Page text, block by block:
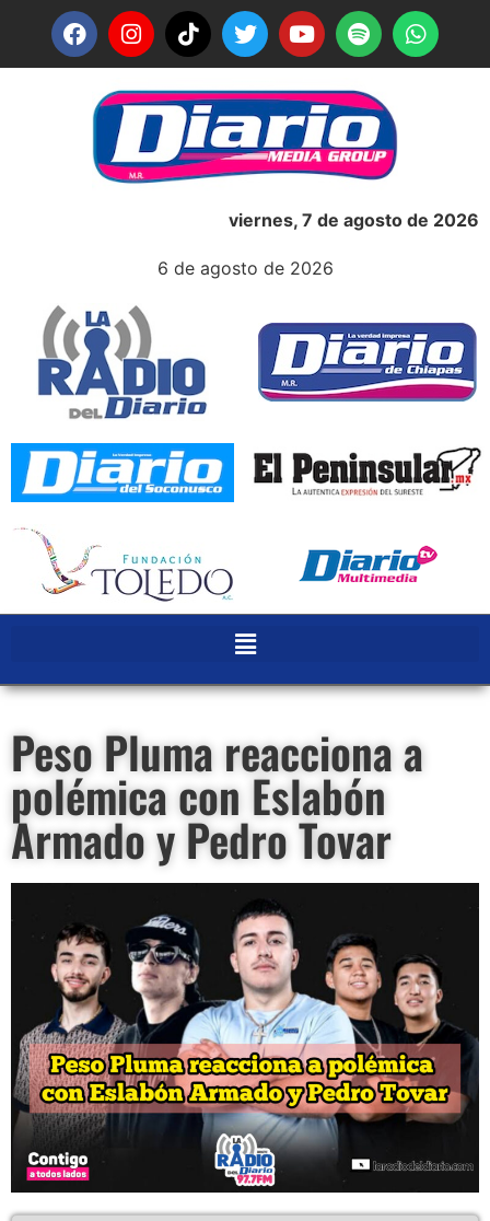
viernes, 7 de agosto de 2026
6 de agosto de 2026
Peso Pluma reacciona a
polémica con Eslabón
Armado y Pedro Tovar